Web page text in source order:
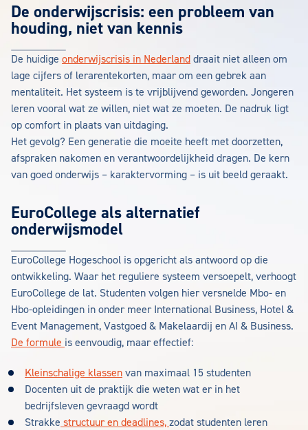
De onderwijscrisis: een probleem van
houding, niet van kennis
De huidige onderwijscrisis in Nederland draait niet alleen om
lage cijfers of lerarentekorten, maar om een gebrek aan
mentaliteit. Het systeem is te vrijblijvend geworden. Jongeren
leren vooral wat ze willen, niet wat ze moeten. De nadruk ligt
op comfort in plaats van uitdaging.
Het gevolg? Een generatie die moeite heeft met doorzetten,
afspraken nakomen en verantwoordelijkheid dragen. De kern
van goed onderwijs – karaktervorming – is uit beeld geraakt.
EuroCollege als alternatief
onderwijsmodel
EuroCollege Hogeschool is opgericht als antwoord op die
ontwikkeling. Waar het reguliere systeem versoepelt, verhoogt
EuroCollege de lat. Studenten volgen hier versnelde Mbo- en
Hbo-opleidingen in onder meer International Business, Hotel &
Event Management, Vastgoed & Makelaardij en AI & Business.
De formule is eenvoudig, maar effectief:
Kleinschalige klassen van maximaal 15 studenten
Docenten uit de praktijk die weten wat er in het
bedrijfsleven gevraagd wordt
Strakke structuur en deadlines, zodat studenten leren